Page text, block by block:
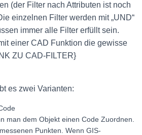
(der Filter nach Attributen ist noch
einzelnen Filter werden mit „UND“
immer alle Filter erfüllt sein.
einer CAD Funktion die gewisse
ZU CAD-FILTER}
es zwei Varianten:
man dem Objekt einen Code Zuordnen.
Punkten. Wenn GIS-